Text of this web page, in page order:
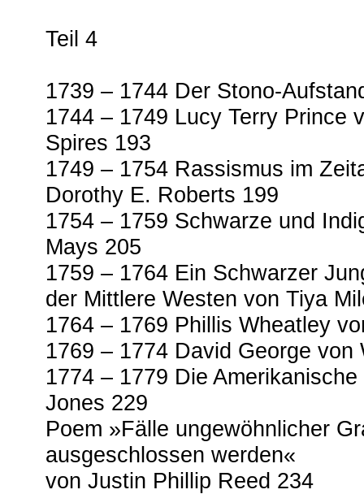
Teil 4
1739 – 1744 Der Stono-
1744 – 1749 Lucy Terry Prince
Spires 193
1749 – 1754 Rassismus im
Dorothy E. Roberts 199
1754 – 1759 Schwarze und
Mays 205
1759 – 1764 Ein Schwarzer
der Mittlere Westen von Tiya
1764 – 1769 Phillis Wheatley
1769 – 1774 David George
1774 – 1779 Die
Jones 229
Poem »Fälle ungewöhnlicher
ausgeschlossen werden«
von Justin Phillip Reed 234